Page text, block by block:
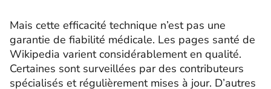
Mais cette efficacité technique n’est pas une
garantie de fiabilité médicale. Les pages santé de
Wikipedia varient considérablement en qualité.
Certaines sont surveillées par des contributeurs
spécialisés et régulièrement mises à jour. D’autres